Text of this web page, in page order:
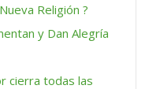
Religión ?
y Dan Alegría
cierra todas las